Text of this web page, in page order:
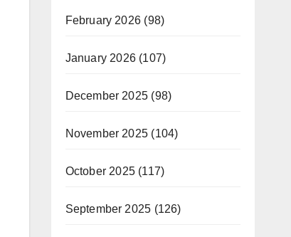
February 2026 (98)
January 2026(107)
December 2025 (98)
November 2025 (104)
October 2025(117)
September 2025 (126)